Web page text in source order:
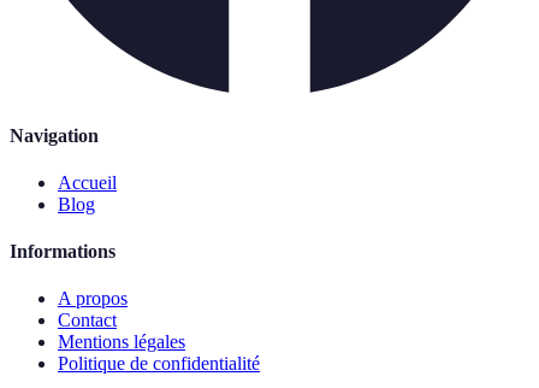
Navigation
Accueil
Blog
Informations
A propos
Contact
Mentions légales
Politique de confidentialité